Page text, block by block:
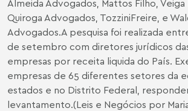
Almeida Advogados, Mattos Filho, Veiga
Quiroga Advogados, TozziniFreire, e
Advogados.A pesquisa foi realizada
de setembro com diretores jurídicos
empresas por receita liquida do País.
empresas de 65 diferentes setores da
estados e no Distrito Federal,
levantamento.(Leis e Negócios por